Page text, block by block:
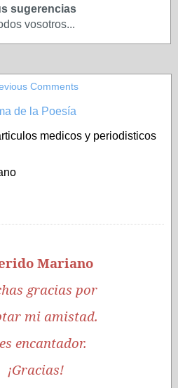
sugerencias
vosotros...
Comments
de la Poesía
medicos y periodisticos
Mariano
gracias por
mi amistad.
encantador.
¡Gracias!